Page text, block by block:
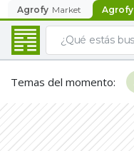
Agrofy Market Agrofy
Temas del momento: